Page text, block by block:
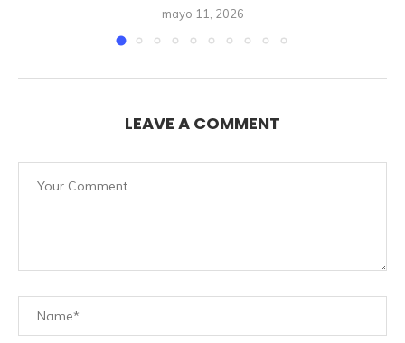
mayo 11, 2026
LEAVE A COMMENT